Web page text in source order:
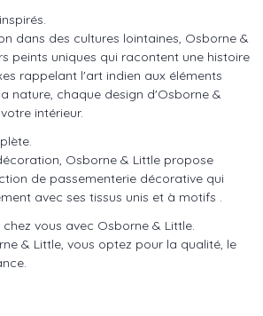
dans des cultures lointaines, Osborne &
peints uniques qui racontent une histoire
rappelant l'art indien aux éléments
nature, chaque design d'Osborne &
intérieur.
Osborne & Little propose
de passementerie décorative qui
avec ses tissus unis et à motifs .
chez vous avec Osborne & Little.
& Little, vous optez pour la qualité, le